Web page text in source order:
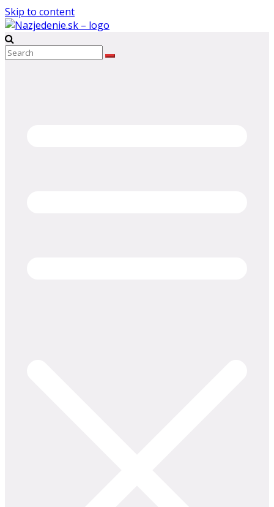
Skip to content